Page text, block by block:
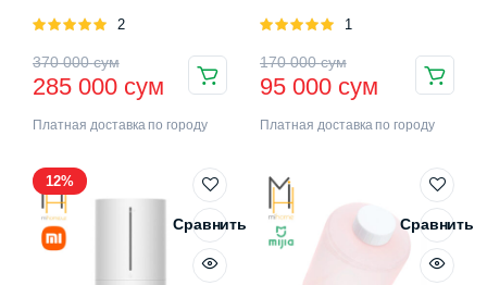
Оценка
2
370 000сум
285 000 сум
Платная доставка по городу
Оценка
1
170 000сум
95 000 сум
Платная доставка по городу
12%
Сравнить Сравнить